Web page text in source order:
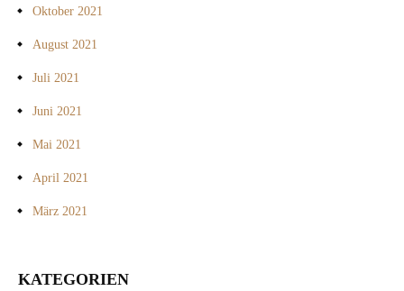
Oktober 2021
August 2021
Juli 2021
Juni 2021
Mai 2021
April 2021
März 2021
KATEGORIEN